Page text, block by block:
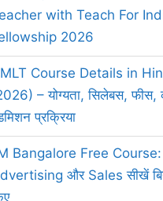
with Teach For
2026
Course Details in
– योग्यता, सिलेबस, फीस,
प्रक्रिया
Bangalore Free Course:
और Sales सीखें